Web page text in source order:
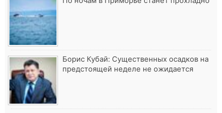
Борис Кубай: Существенных осадков на
предстоящей неделе не ожидается